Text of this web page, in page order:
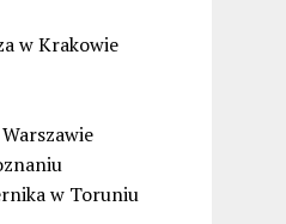
w Krakowie
w Toruniu